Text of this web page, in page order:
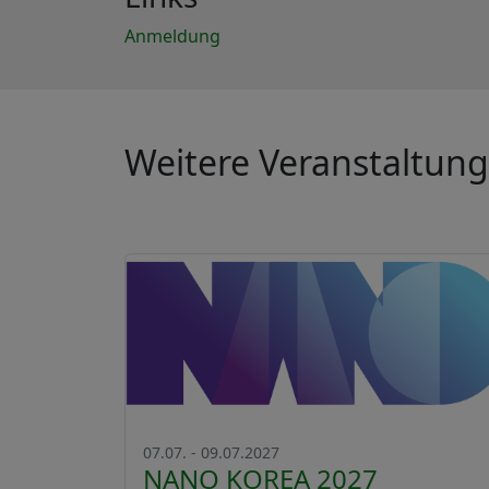
Anmeldung
Weitere
07.07. - 09.07.2027
NANO KOREA 2027